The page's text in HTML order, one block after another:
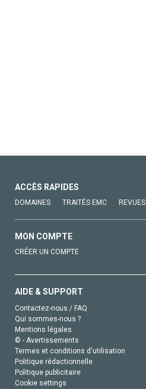
ACCÈS RAPIDES
DOMAINES TRAITÉS EMC REVUES
MON COMPTE
CRÉER UN COMPTE
AIDE & SUPPORT
Contactez-nous / FAQ
Qui sommes-nous ?
Mentions légales
© - Avertissements
Termes et conditions d'utilisation
Politique rédactionnelle
Politique publicitaire
Cookie settings